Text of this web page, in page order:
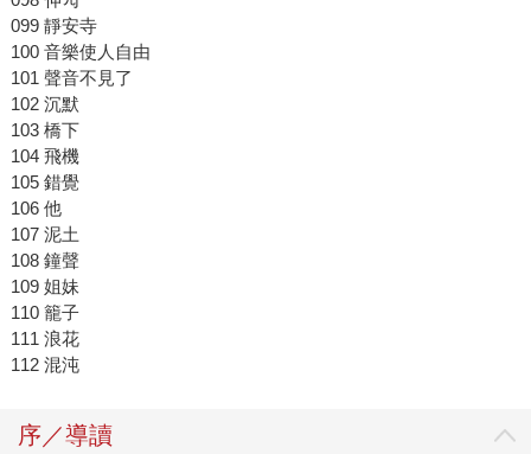
099 靜安寺
100 音樂使人自由
101 聲音不見了
102 沉默
103 橋下
104 飛機
105 錯覺
106 他
107 泥土
108 鐘聲
109 姐妹
110 籠子
111 浪花
112 混沌
序／導讀